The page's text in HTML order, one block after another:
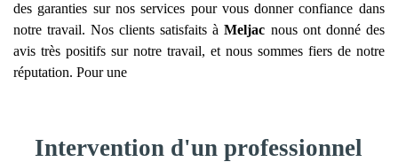
des garanties sur nos services pour vous donner confiance dans
notre travail. Nos clients satisfaits àMeljac nous ont donné des
avis très positifs sur notre travail, et nous sommes fiers de notre
réputation. Pour une
Intervention d'un professionnel